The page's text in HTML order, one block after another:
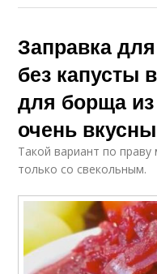
Заправка
без капусты
для борща
очень
Такой вариант по
только со свекольным.